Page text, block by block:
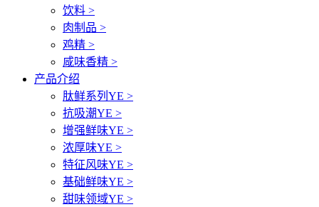
饮料 >
肉制品 >
鸡精 >
咸味香精 >
产品介绍
肽鲜系列YE >
抗吸潮YE >
增强鲜味YE >
浓厚味YE >
特征风味YE >
基础鲜味YE >
甜味领域YE >